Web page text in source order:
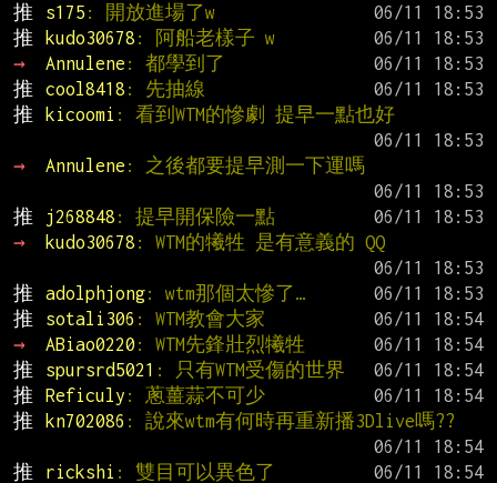
推
s175 : 開放進場了w
推
kudo30678 : 阿船老樣子 w
→
Annulene : 都學到了
推
cool8418 : 先抽線
推
kicoomi : 看到WTM的慘劇 提早一點也好
→
Annulene : 之後都要提早測一下運嗎
推
j268848 : 提早開保險一點
→
kudo30678 : WTM的犧牲 是有意義的 QQ
推
adolphjong: wtm那個太慘了…
推
sotali306 : WTM教會大家
→
ABiao0220 : WTM先鋒壯烈犧牲
推
spursrd5021 : 只有WTM受傷的世界
推
Reficuly : 蔥薑蒜不可少
推
kn702086 : 說來wtm有何時再重新播3Dlive嗎??
推
rickshi : 雙目可以異色了